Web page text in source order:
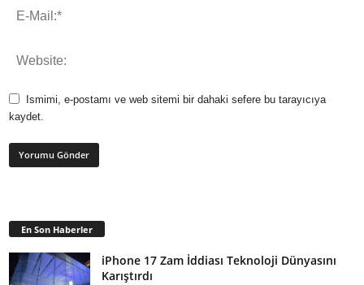
Ismimi, e-postamı ve web sitemi bir dahaki sefere bu tarayıcıya
kaydet.
En Son Haberler
iPhone 17 Zam İddiası Teknoloji Dünyasını
Karıştırdı